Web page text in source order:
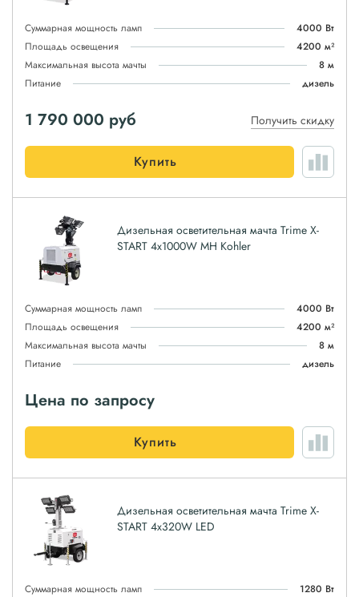
Суммарная мощность ламп
4000 Вт
Площадь освещения
4200 м²
Максимальная высота мачты
8 м
Питание
дизель
1 790 000 руб Получить скидку
Купить
Дизельная осветительная мачта Trime X-
START 4x1000W MH Kohler
Суммарная мощность ламп
4000 Вт
Площадь освещения
4200 м²
Максимальная высота мачты
8 м
Питание
дизель
Цена по запросу
Купить
Дизельная осветительная мачта Trime X-
START 4x320W LED
Суммарная мощность ламп
1280 Вт